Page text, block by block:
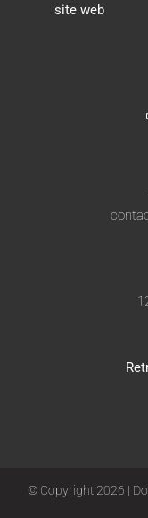
site web
© Copyright2026 |